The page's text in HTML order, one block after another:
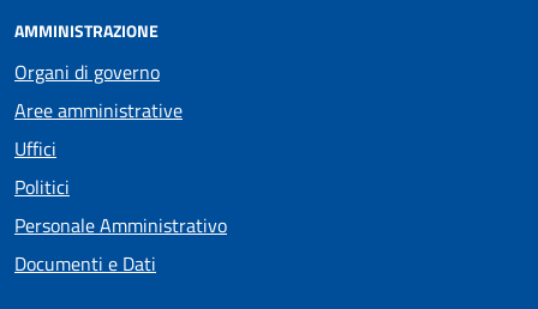
AMMINISTRAZIONE
Organi di governo
Aree amministrative
Uffici
Politici
Personale Amministrativo
Documenti e Dati